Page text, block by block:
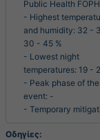
Public Health
- Highest
and humidity: 32 -
30 - 45 %
- Lowest night
temperatures: 19 -
- Peak phase of the
event: -
- Temporary
Οδηγίες: